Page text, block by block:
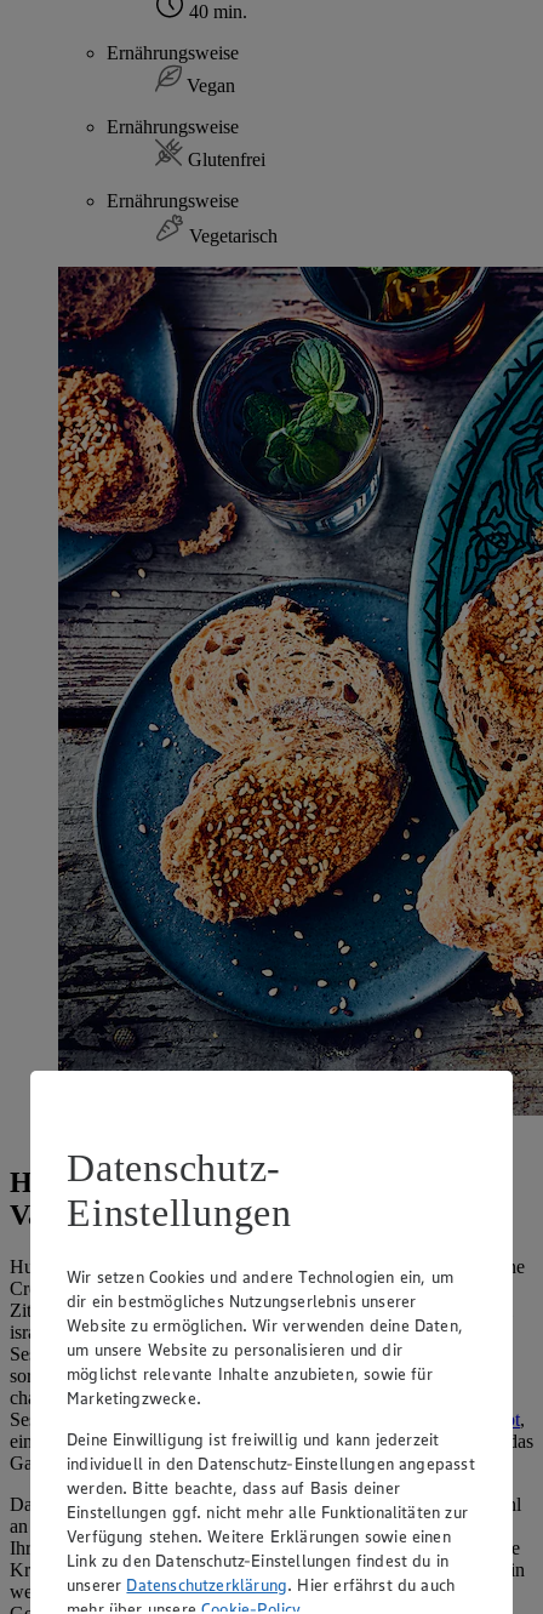
40 min.
Ernährungsweise
Vegan
Ernährungsweise
Glutenfrei
Ernährungsweise
Vegetarisch
Hummus-Rezepte: Ein Dip, viele
Varianten
Hummus stammt aus dem orientalischen Raum und bezeichnet eine
Creme aus Kichererbsen, welche zusammen mit ein wenig
Zitronensaft, Olivenöl und Gewürzen püriert wird. In den original
israelischen oder arabischen Hummus-Rezepten wird die
SesampasteTahinizu den pürierten Kichererbsen gegeben. Diese
sorgt dafür, dass Ihr Hummus besonders cremig wird und die
charakteristische Sesamnote annimmt. Haben Sie keine fertige
Sesampaste zur Hand, geben Sie, wie in unserem
Hummus-Rezept,
einfach helle Sesamsamen zu den Kichererbsen und pürieren Sie das
Ganze so lange, bis eine glatte Masse entsteht.
Das Schöne an dem orientalischen Kichererbsendip ist die Vielzahl
an Hummus-Rezept-Varianten – je nach Belieben können Sie für
Ihren Hummus die Gewürze variieren. Klassischerweise geben Sie
Kreuzkümmel und etwas Paprikapulver hinzu, für Schärfe sorgt ein
wenig Chili. Mögen Sie es bunter, können Sie Ihren Hummus mit
Datenschutz-
Einstellungen
Wir setzen Cookies und andere Technologien ein, um
dir ein bestmögliches Nutzungserlebnis unserer
Website zu ermöglichen. Wir verwenden deine Daten,
um unsere Website zu personalisieren und dir
möglichst relevante Inhalte anzubieten, sowie für
Marketingzwecke.
Deine Einwilligung ist freiwillig und kann jederzeit
individuell in den Datenschutz-Einstellungen angepasst
werden. Bitte beachte, dass auf Basis deiner
Einstellungen ggf. nicht mehr alle Funktionalitäten zur
Verfügung stehen. Weitere Erklärungen sowie einen
Link zu den Datenschutz-Einstellungen findest du in
unserer Datenschutzerklärung. Hier erfährst du auch
mehr über unsereCookie-Policy.